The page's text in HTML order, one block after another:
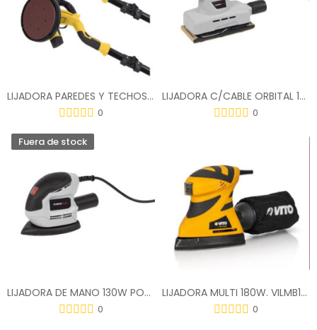
LIJADORA PAREDES Y TECHOS 710W COMBI POWX0477
0
LIJADORA C/CABLE ORBITAL 135W POWC40100
0
Fuera de stock
LIJADORA DE MANO 130W POWC40200
0
LIJADORA MULTI 180W. VILMB180
0